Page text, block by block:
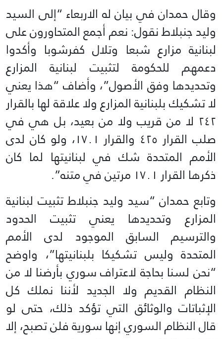
وقال حمدان في بيان له الاربعاء “إلى السيد
وليد جنبلاط نقول: نعم أجمع المتحاورون على
لبنانية مزارع شبعا وتلال كفرشوبا وأكدوا
دعمهم للحكومة لتثبيت لبنانية المزارع
وتحديدها وفق الأصول”، وأضاف “هذا يعني
لا تشكيك بلبنانية المزارع ولا علاقة لها بالقرار
٢٤٢ لا من قريب ولا من بعيد، بل هي في
صلب القرار ٤٢٥ والقرار ١٧٠١، ولو كان لدى
الأمم المتحدة شك في لبنانيتها لما كان
ذكرها القرار ١٧٠١ مرتين في متنه”.
وتابع حمدان “سيد وليد جنبلاط تثبيت لبنانية
المزارع وتحديدها يعني تثبيت الحدود
والترسيم السابق الموجود لدى الأمم
المتحدة وليس تشكيكا بلبنانيتها”، واوضح
“نحن لسنا بحاجة لاعتراف سوري بأرضنا لا من
النظام القديم ولا الجديد لأننا نملك كل
الإثباتات والوثائق التي تؤكد ذلك، حتى لو
قال النظام السوري إنها سورية فلن تصبح، إلا